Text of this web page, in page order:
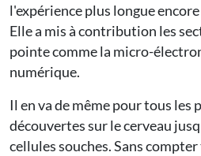
l'expérience plus longue
Elle a mis à contribution les
pointe comme la micro-
numérique.
Il en va de même pour tous les
découvertes sur le cerveau
cellules souches. Sans